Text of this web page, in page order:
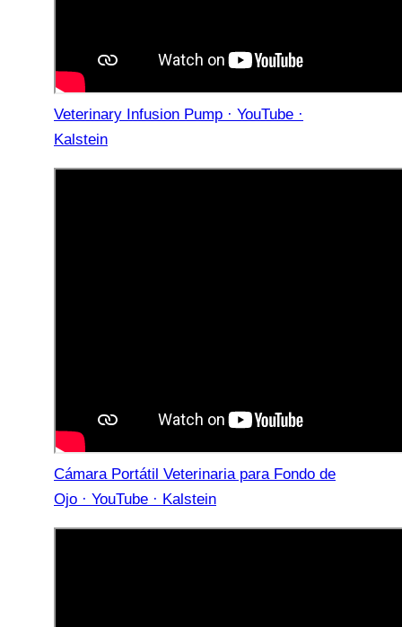
Veterinary Infusion Pump · YouTube ·
Kalstein
Cámara Portátil Veterinaria para Fondo de
Ojo · YouTube · Kalstein